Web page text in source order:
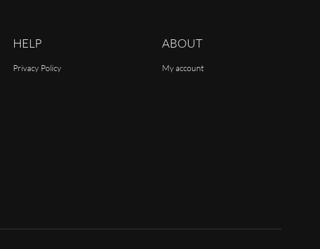
HELP
Privacy Policy
ABOUT
My account